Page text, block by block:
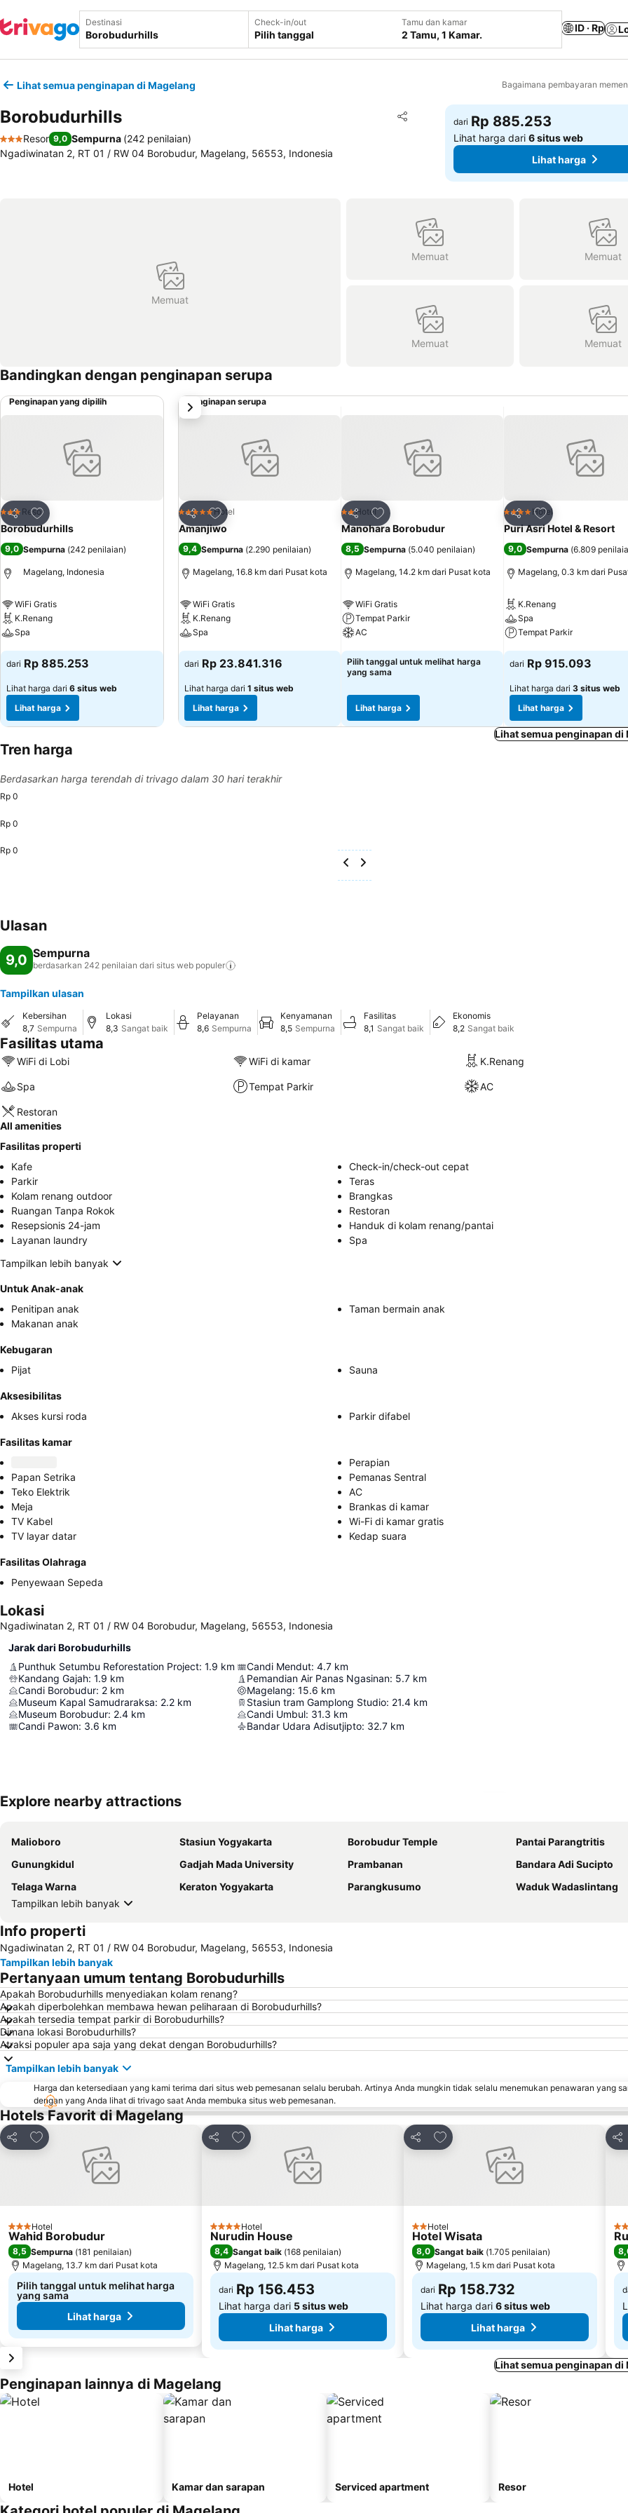
Destinasi Check-in/out
Pilih tanggal
Tamu dan kamar
2 Tamu, 1 Kamar.
ID · Rp
Lihat semua penginapan di Magelang Bagaimana pembayaran
Borobudurhills Bagikan
Tambahkan ke favorit
3 Bintang
Resor 9,0 Sempurna (242 penilaian)
Ngadiwinatan 2, RT 01 / RW 04 Borobudur, Magelang, 56553, Indonesia
dari Rp 885.253
Lihat harga dari6 situs web
Lihat harga
Memuat
Memuat Memuat
Memuat Memuat
Bandingkan dengan penginapan serupa
Penginapan yang dipilih
Bagikan
Tambahkan ke favorit
3 Bintang
Resor
Borobudurhills
9,0 Sempurna (242 penilaian)
Magelang, Indonesia
WiFi Gratis
K.Renang
Spa
Lihat harga
dari Rp 885.253
Lihat harga dari 6 situs web
Lihat harga
Penginapan serupa
Bagikan
Tambahkan ke favorit
5 BintangHotel
Amanjiwo
9,4 Sempurna (2.290 penilaian)
Magelang, 16.8 km dari Pusat kota
WiFi Gratis
K.Renang
Spa
Lihat harga
dari Rp 23.841.316
Lihat harga dari 1 situs web
Lihat harga
Bagikan
Tambahkan ke favorit
2 Bintang
Hotel
Manohara Borobudur
8,5 Sempurna (5.040 penilaian)
Magelang, 14.2 km dari Pusat kota
WiFi Gratis
Tempat Parkir
AC
Lihat harga
Pilih tanggal untuk melihat harga
yang sama
Lihat harga
Bagikan
Tambahkan ke
4 BintangHotel
Puri Asri Hotel & Resort
9,0 Sempurna (6.809
Magelang, 0.3 km dari
K.Renang
Spa
Tempat Parkir
Lihat harga
dari Rp 915.093
Lihat harga dari 3 situs web
Lihat harga
Selanjutnya
Lihat semua penginapan di
Tren harga
Berdasarkan harga terendah di trivago dalam 30 hari terakhir
Rp 0
Rp 0
Rp 0
Ulasan
9,0 Sempurna
berdasarkan 242 penilaian dari situs web populer
Tampilkan ulasan
Kebersihan
8,7 Sempurna
Lokasi
8,3 Sangat baik
Pelayanan
8,6 Sempurna
Kenyamanan
8,5 Sempurna
Fasilitas
8,1 Sangat baik
Ekonomis
8,2 Sangat baik
Fasilitas utama
WiFi di Lobi WiFi di kamar K.Renang
Spa Tempat Parkir AC
Restoran
All amenities
Fasilitas properti
Kafe
Check-in/check-out cepat
Parkir
Teras
Kolam renang outdoor
Brangkas
Ruangan Tanpa Rokok
Restoran
Resepsionis 24-jam
Handuk di kolam renang/pantai
Layanan laundry
Spa
Tampilkan lebih banyak
Untuk Anak-anak
Penitipan anak
Taman bermain anak
Makanan anak
Kebugaran
Pijat
Sauna
Aksesibilitas
Akses kursi roda
Parkir difabel
Fasilitas kamar
Perapian
Papan Setrika
Pemanas Sentral
Teko Elektrik
AC
Meja
Brankas di kamar
TV Kabel
Wi-Fi di kamar gratis
TV layar datar
Kedap suara
Fasilitas Olahraga
Penyewaan Sepeda
Lokasi
Ngadiwinatan 2, RT 01 / RW 04 Borobudur, Magelang, 56553, Indonesia
Jarak dari Borobudurhills
Punthuk Setumbu Reforestation Project: 1.9 km
Kandang Gajah: 1.9 km
Candi Borobudur: 2 km
Museum Kapal Samudraraksa: 2.2 km
Museum Borobudur: 2.4 km
Candi Pawon: 3.6 km
Candi Mendut: 4.7 km
Pemandian Air Panas Ngasinan: 5.7 km
Magelang: 15.6 km
Stasiun tram Gamplong Studio: 21.4 km
Candi Umbul: 31.3 km
Bandar Udara Adisutjipto: 32.7 km
Explore nearby attractions
Malioboro Stasiun Yogyakarta Borobudur Temple
Pantai Parangtritis
Gunungkidul
Gadjah Mada University Prambanan
Bandara Adi Sucipto
Telaga Warna
Keraton Yogyakarta Parangkusumo
Waduk Wadaslintang
Tampilkan lebih banyak
Info properti
Ngadiwinatan 2, RT 01 / RW 04 Borobudur, Magelang, 56553, Indonesia
Tampilkan lebih banyak
Pertanyaan umum tentang Borobudurhills
Apakah Borobudurhills menyediakan kolam renang?
Apakah diperbolehkan membawa hewan peliharaan di Borobudurhills?
Apakah tersedia tempat parkir di Borobudurhills?
Dimana lokasi Borobudurhills?
Atraksi populer apa saja yang dekat dengan Borobudurhills?
Tampilkan lebih banyak
Harga dan ketersediaan yang kami terima dari situs web pemesanan selalu berubah. Artinya Anda mungkin tidak selalu menemukan penawaran yang
dengan yang Anda lihat di trivago saat Anda membuka situs web pemesanan.
Hotels Favorit di Magelang
Bagikan
Tambahkan ke favorit
3 Bintang
Hotel
Wahid Borobudur
8,5 Sempurna (181 penilaian)
Magelang, 13.7 km dari Pusat kota
Pilih tanggal untuk melihat harga
yang sama
Lihat harga
Bagikan
Tambahkan ke favorit
4 Bintang
Hotel
Nurudin House
8,4 Sangat baik (168 penilaian)
Magelang, 12.5 km dari Pusat kota
dari Rp 156.453
Lihat harga dari 5 situs web
Lihat harga
Bagikan
Tambahkan ke favorit
2 Bintang
Hotel
Hotel Wisata
8,0 Sangat baik (1.705 penilaian)
Magelang, 1.5 km dari Pusat kota
dari Rp 158.732
Lihat harga dari 6 situs web
Lihat harga
4
Lihat semua penginapan di
Penginapan lainnya di Magelang
Hotel Kamar dan sarapan Serviced apartment Resor